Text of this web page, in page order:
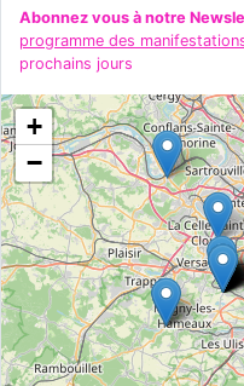
Abonnez vous à notre
programme des
prochains jours
+
−